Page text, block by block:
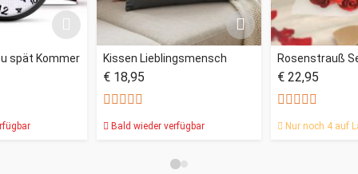
spät Kommer Kissen Lieblingsmensch
€ 18,95
Bald wieder verfügbar
Rosenstrauß
€ 22,95
Nur noch 4 auf